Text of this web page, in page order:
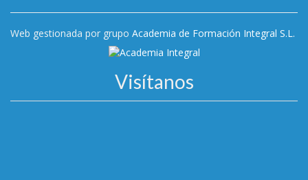
Web gestionada por grupo Academia de Formación Integral S.L.
Visítanos